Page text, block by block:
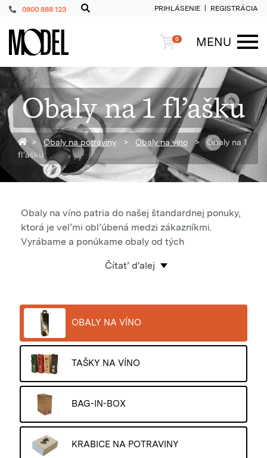
0800 888 123 PRIHLÁSENIE REGISTRÁCIA
PackShop Košík
0
MENU
Obaly na 1 fľašku
Späť na homepage
Obaly na potraviny Obaly na víno
Obaly na 1
fľašku
Obaly na víno patria do našej štandardnej ponuky,
ktorá je veľmi obľúbená medzi zákazníkmi.
Vyrábame a ponúkame obaly od tých
(skupinové balenie po 6 ks fliaš vína), cez
kazety. Obaly na víno sú väčšinou vyrábané z
vlnitej lepenky (vlna B a E), ktorá môže byť
potlačená rôznymi farbami. Okrem klasických
obalov na víno máme v ponuke aj veľmi obľúbený
systém balenia
rade aj širokú škálupapierových tašiekna víno.
Čítať ďalej
OBALY NA VÍNO
TAŠKY NA VÍNO
BAG-IN-BOX
KRABICE NA POTRAVINY